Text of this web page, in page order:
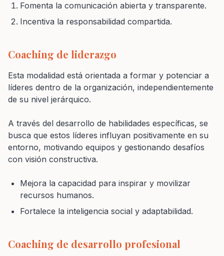
Fomenta la comunicación abierta y transparente.
Incentiva la responsabilidad compartida.
Coaching de liderazgo
Esta modalidad está orientada a formar y potenciar a
líderes dentro de la organización, independientemente
de su nivel jerárquico.
A través del desarrollo de habilidades específicas, se
busca que estos líderes influyan positivamente en su
entorno, motivando equipos y gestionando desafíos
con visión constructiva.
Mejora la capacidad para inspirar y movilizar
recursos humanos.
Fortalece la inteligencia social y adaptabilidad.
Coaching de desarrollo profesional